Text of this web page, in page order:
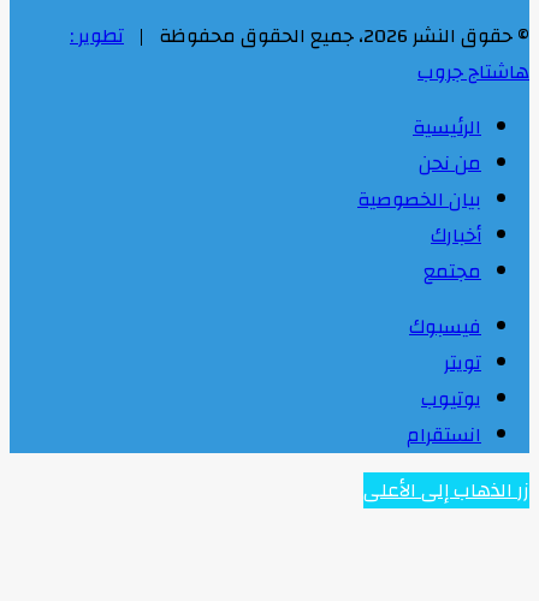
© حقوق النشر 2026، جميع الحقوق محفوظة |
تطوير :
هاشتاج جروب
الرئيسية
من نحن
بيان الخصوصية
أخبارك
مجتمع
فيسبوك
تويتر
يوتيوب
انستقرام
زر الذهاب إلى الأعلى